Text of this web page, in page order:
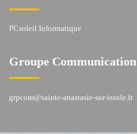
PCsoleil Informatique
Groupe
grpcom@sainte-anastasie-sur-issole.fr